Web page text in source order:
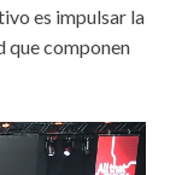
es impulsar la
que componen